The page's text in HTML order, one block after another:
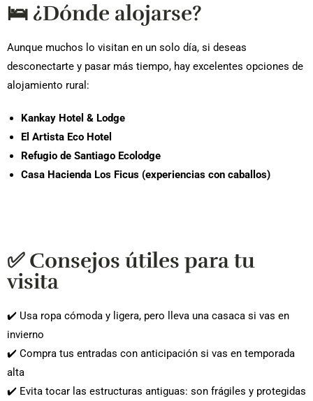
🛌 ¿Dónde alojarse?
Aunque muchos lo visitan en un solo día, si deseas
desconectarte y pasar más tiempo, hay excelentes opciones de
alojamiento rural:
Kankay Hotel & Lodge
El Artista Eco Hotel
Refugio de Santiago Ecolodge
Casa Hacienda Los Ficus (experiencias con caballos)
✅ Consejos útiles para tu
visita
✔️ Usa ropa cómoda y ligera, pero lleva una casaca si vas en
invierno
✔️ Compra tus entradas con anticipación si vas en temporada
alta
✔️ Evita tocar las estructuras antiguas: son frágiles y protegidas